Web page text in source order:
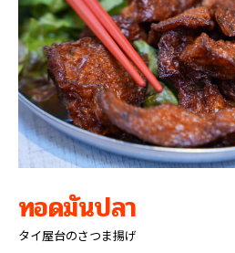
ทอดมันปลา
タイ屋台のさつま揚げ